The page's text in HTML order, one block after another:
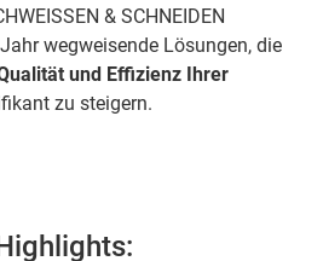
& SCHNEIDEN
wegweisende Lösungen, die
und Effizienz Ihrer
zu steigern.